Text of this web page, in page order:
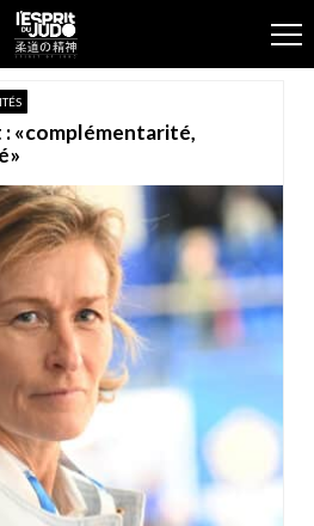
«complémentarité,